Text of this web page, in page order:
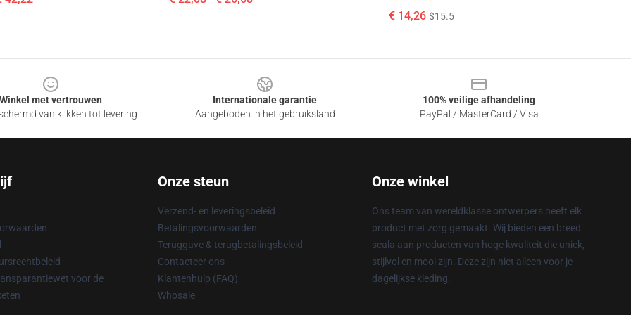
€ 14,26 $15.5
Winkel met vertrouwen
van klikken tot levering
Internationale garantie
Aangeboden in het gebruiksland
100% veilige afhandeling
PayPal / MasterCard / Visa
voor de
Onze steun
Verzend- en leveringsbeleid
Betalingsvoorwaarden
Teruggave & terugbetalingsbeleid
Contacteer ons
Klantenhulp (FAQ)
Whosale
Onze winkel
Ons team van wereldklasse ontwerpers heeft elk
product met zorg gemaakt. Wij bieden een breed
scala aan producten van hoge kwaliteit die uniek,
stijlvol en mooi zijn. Deze zijn niet alleen voor je
dagelijkse kleding.